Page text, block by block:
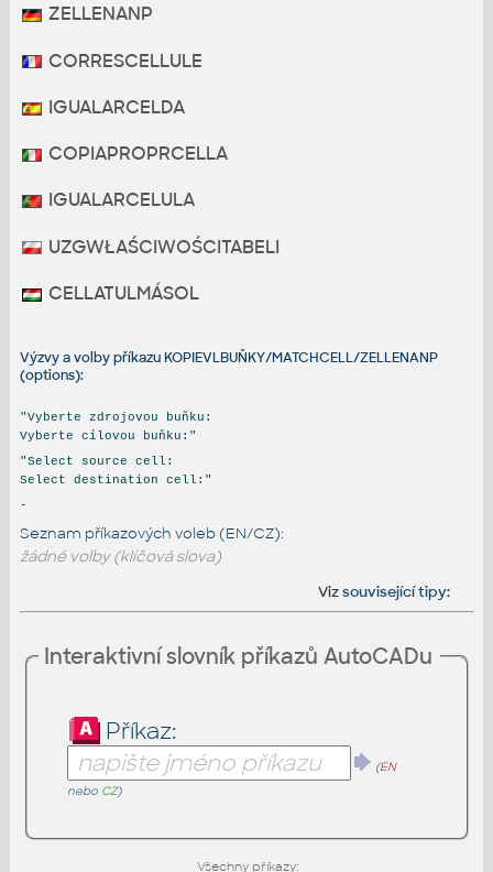
ZELLENANP
CORRESCELLULE
IGUALARCELDA
COPIAPROPRCELLA
IGUALARCELULA
UZGWŁAŚCIWOŚCITABELI
CELLATULMÁSOL
Výzvy a volby příkazu KOPIEVLBUŇKY/MATCHCELL/ZELLENANP
(options):
"Vyberte zdrojovou buňku:
Vyberte cílovou buňku:"
"Select source cell:
Select destination cell:"
-
Seznam příkazových voleb (EN/CZ):
žádné volby (klíčová slova)
Vizsouvisející tipy:
Interaktivní slovník příkazů AutoCADu
Příkaz:
(EN
nebo CZ)
Všechny příkazy: